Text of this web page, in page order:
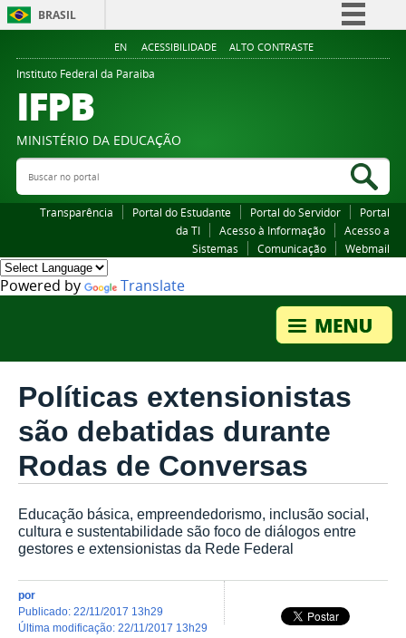
BRASIL
Simplifique!
Legislação
EN ACESSIBILIDADE ALTO CONTRASTE
Instituto Federal da Paraiba
IFPB
MINISTÉRIO DA EDUCAÇÃO
Buscar no portal
Transparência Portal do Estudante Portal do Servidor
Portal
da TI
Acesso à Informação
Acesso a
Sistemas
Comunicação Webmail
Powered by Translate
Políticas extensionistas
são debatidas durante
Rodas de Conversas
Educação básica, empreendedorismo, inclusão social,
cultura e sustentabilidade são foco de diálogos entre
gestores e extensionistas da Rede Federal
por
publicado: 22/11/2017 13h29
última modificação: 22/11/2017 13h29